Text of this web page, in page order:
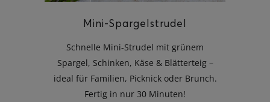
Mini-Spargelstrudel
Schnelle Mini-Strudel mit grünem
Spargel, Schinken, Käse & Blätterteig –
ideal für Familien, Picknick oder Brunch.
Fertig in nur 30 Minuten!